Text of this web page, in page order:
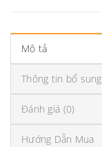
Mô tả
Thông tin bổ sung
Đánh giá (0)
Hướng Dẫn Mua